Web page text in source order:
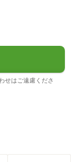
せはご遠慮くださ